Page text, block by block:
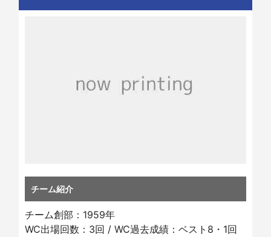
チーム紹介
チーム創部：1959年
WC出場回数：3回 / WC過去成績：ベスト8・1回